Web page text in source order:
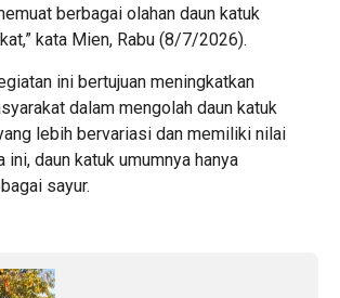
berbagai olahan daun katuk
kata Mien, Rabu (8/7/2026).
ini bertujuan meningkatkan
dalam mengolah daun katuk
lebih bervariasi dan memiliki nilai
ini, daun katuk umumnya hanya
sayur.